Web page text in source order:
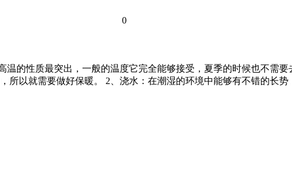
0
温的性质最突出，一般的温度它完全能够接受，夏季的时候也不需
所以就需要做好保暖。 2、浇水：在潮湿的环境中能够有不错的长